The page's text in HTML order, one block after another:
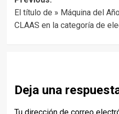
navigation
El título de » Máquina del
CLAAS en la categoría de
Deja una